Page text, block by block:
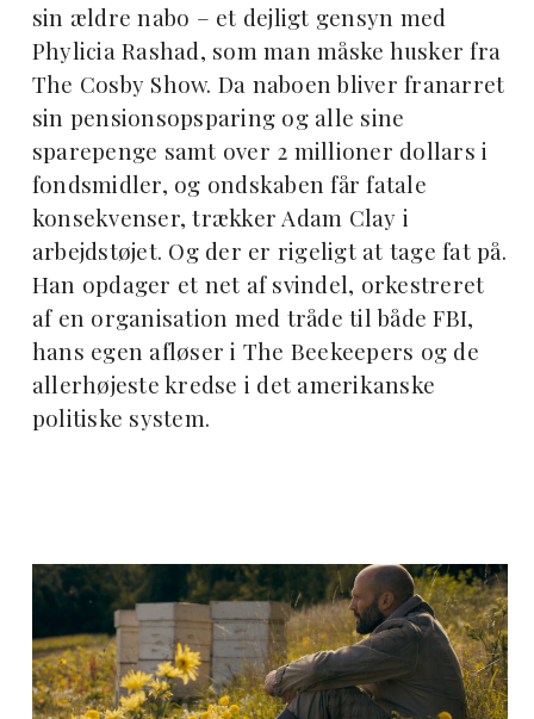
sin ældre nabo – et dejligt gensyn med
Phylicia Rashad, som man måske husker fra
The Cosby Show. Da naboen bliver franarret
sin pensionsopsparing og alle sine
sparepenge samt over 2 millioner dollars i
fondsmidler, og ondskaben får fatale
konsekvenser, trækker Adam Clay i
arbejdstøjet. Og der er rigeligt at tage fat på.
Han opdager et net af svindel, orkestreret
af en organisation med tråde til både FBI,
hans egen afløser i The Beekeepers og de
allerhøjeste kredse i det amerikanske
politiske system.